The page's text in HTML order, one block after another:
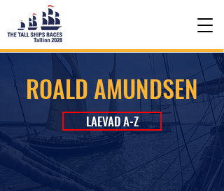
ROALD AMUNDSEN
LAEVAD A-Z